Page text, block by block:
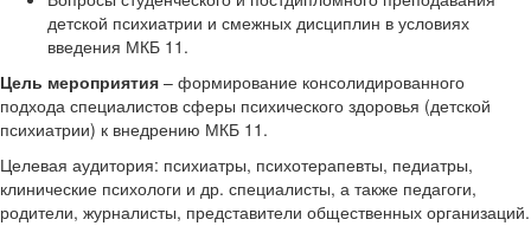
детской психиатрии и смежных дисциплин в условиях
введения МКБ 11.
Цель мероприятия – формирование консолидированного
подхода специалистов сферы психического здоровья (детской
психиатрии) к внедрению МКБ 11.
Целевая аудитория: психиатры, психотерапевты, педиатры,
клинические психологи и др. специалисты, а также педагоги,
родители, журналисты, представители общественных организаций.